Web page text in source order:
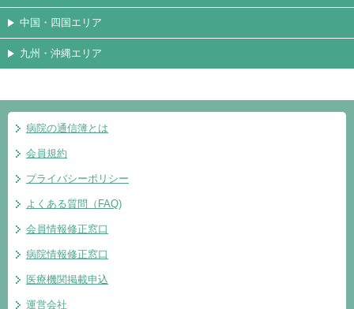
中国・四国エリア
九州・沖縄エリア
病院の通信簿とは
会員規約
プライバシーポリシー
よくある質問（FAQ)
会員情報修正窓口
病院情報修正窓口
医療機関掲載申込
運営会社